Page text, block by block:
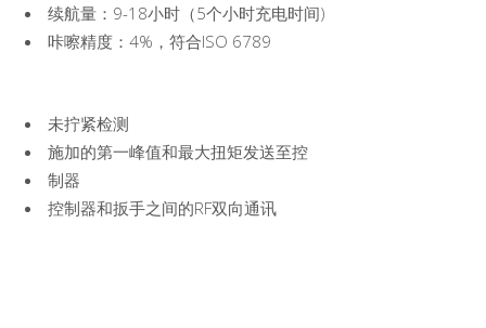
续航量：9-18小时（5个小时充电时间)
咔嚓精度：4%，符合ISO 6789
未拧紧检测
施加的第一峰值和最大扭矩发送至控
制器
控制器和扳手之间的RF双向通讯